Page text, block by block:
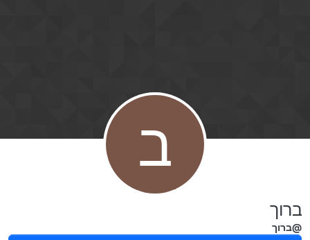
ב
ברוך
@ברוך